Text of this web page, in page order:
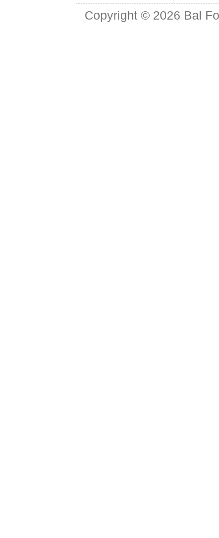
Copyright © 2026 Bal